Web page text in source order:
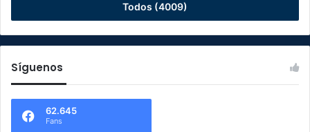
Todos (4009)
Síguenos
62.645
Fans